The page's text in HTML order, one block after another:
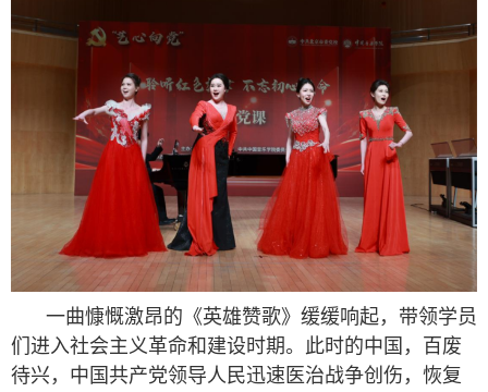
一曲慷慨激昂的《英雄赞歌》缓缓响起，带领学员
们进入社会主义革命和建设时期。此时的中国，百废
待兴，中国共产党领导人民迅速医治战争创伤，恢复